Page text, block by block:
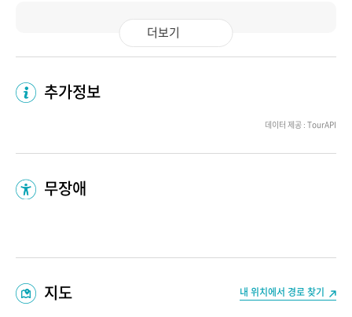
더보기
추가정보
데이터 제공 : TourAPI
무장애
지도 내 위치에서 경로 찾기